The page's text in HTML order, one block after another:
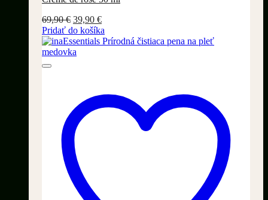
69,90€ Pôvodná
cena
bola:
69,90 €.
39,90 €Aktuálna
cena
je:
Pridať do košíka